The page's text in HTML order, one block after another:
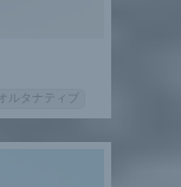
オルタナティブ